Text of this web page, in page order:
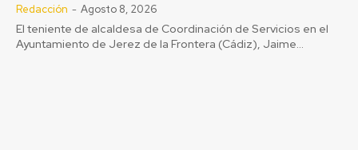
Redacción - Agosto 8, 2026
El teniente de alcaldesa de Coordinación de Servicios en el
Ayuntamiento de Jerez de la Frontera (Cádiz), Jaime...